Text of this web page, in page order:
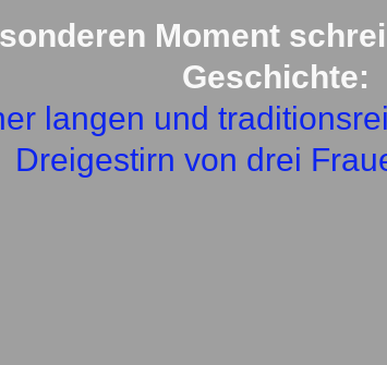
o
o
g
r
m
Moment
Geschichte:
langen und
Dreigestirn von drei